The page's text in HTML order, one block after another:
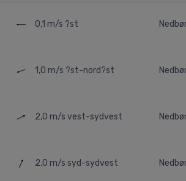
0,1 m/s ?st
1,0 m/s ?st-nord?st
2,0 m/svest-sydvest
2,0 m/ssyd-sydvest